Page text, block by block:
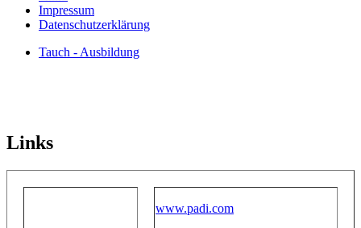
Impressum
Datenschutzerklärung
Tauch - Ausbildung
Links
www.padi.com